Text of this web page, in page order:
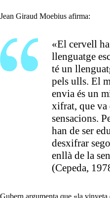
Jean Giraud Moebius afirma:
«El cervell
llenguatge
té un
pels ulls. El
envia és un
xifrat, que va
sensacions.
han de ser
desxifrar
enllà de la
(Cepeda,